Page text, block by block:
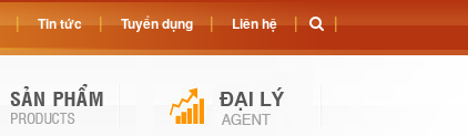
Tin tức Tuyển dụng Liên hệ